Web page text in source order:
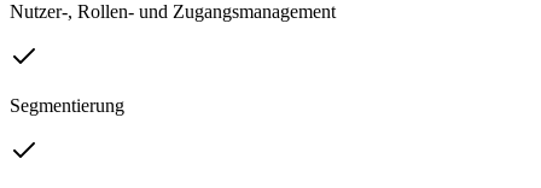
Nutzer-, Rollen- und Zugangsmanagement
Segmentierung